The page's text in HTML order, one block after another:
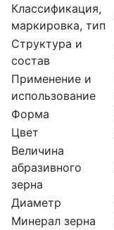
Классификация,
маркировка, тип
Структура и
состав
Применение и
использование
Форма
Цвет
Величина
абразивного
зерна
Диаметр
Минерал зерна